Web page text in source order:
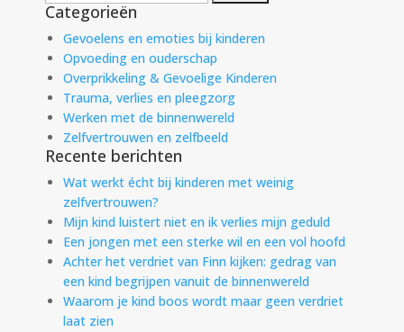
naar:
Categorieën
Gevoelens en emoties bij kinderen
Opvoeding en ouderschap
Overprikkeling & Gevoelige Kinderen
Trauma, verlies en pleegzorg
Werken met de binnenwereld
Zelfvertrouwen en zelfbeeld
Recente berichten
Wat werkt écht bij kinderen met weinig
zelfvertrouwen?
Mijn kind luistert niet en ik verlies mijn geduld
Een jongen met een sterke wil en een vol hoofd
Achter het verdriet van Finn kijken: gedrag van
een kind begrijpen vanuit de binnenwereld
Waarom je kind boos wordt maar geen verdriet
laat zien